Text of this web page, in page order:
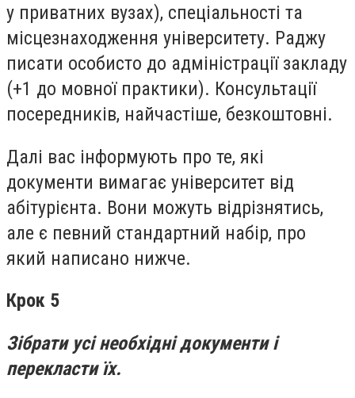
у приватних вузах), спеціальності та
місцезнаходження університету. Раджу
писати особисто до адміністрації закладу
(+1 до мовної практики). Консультації
посередників, найчастіше, безкоштовні.
Далі вас інформують про те, які
документи вимагає університет від
абітурієнта. Вони можуть відрізнятись,
але є певний стандартний набір, про
який написано нижче.
Крок 5
Зібрати усі необхідні документи і
перекласти їх.